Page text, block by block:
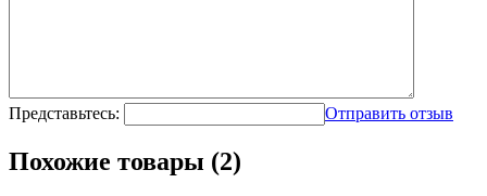
Представьтесь: Отправить отзыв
Похожие товары (2)